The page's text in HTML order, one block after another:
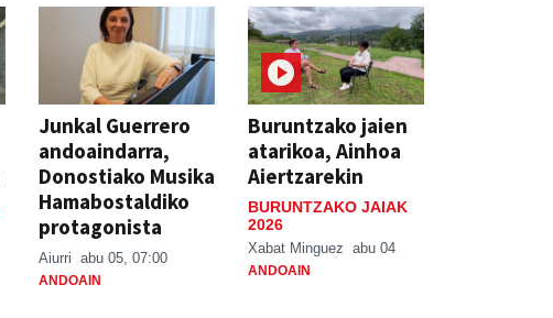
Junkal Guerrero
andoaindarra,
Donostiako Musika
Hamabostaldiko
protagonista
Aiurri abu 05, 07:00
ANDOAIN
Buruntzako jaien
atarikoa, Ainhoa
Aiertzarekin
BURUNTZAKO JAIAK
2026
Xabat Minguez abu 04
ANDOAIN